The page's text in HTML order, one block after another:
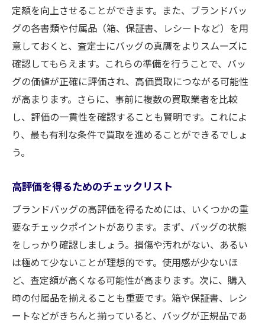
定額を向上させることができます。また、ブランドバッ
グの各書類や付属品（箱、保証書、レシートなど）を用
意しておくと、査定士にバッグの真贋をよりスムーズに
確認してもらえます。これらの準備を行うことで、バッ
グの価値が正確に評価され、高価買取につながる可能性
が高まります。さらに、事前に複数の買取業者を比較
し、評価の一貫性を確認することも賢明です。これによ
り、最も有利な条件で買取を進めることができるでしょ
う。
高評価を得るためのチェックリスト
ブランドバッグの高評価を得るためには、いくつかの重
要なチェックポイントがあります。まず、バッグの状態
をしっかり確認しましょう。損傷や汚れがない、あるい
は極めて少ないことが理想的です。使用感が少ないほ
ど、査定額が高くなる可能性が高まります。次に、購入
時の付属品を揃えることも重要です。箱や保証書、レシ
ートなどがきちんと揃っていると、バッグが正規品であ